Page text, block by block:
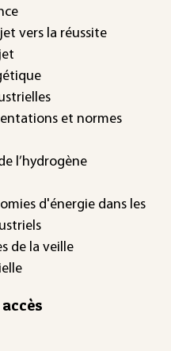
vers la réussite
et normes
l’hydrogène
d'énergie dans les
de la veille